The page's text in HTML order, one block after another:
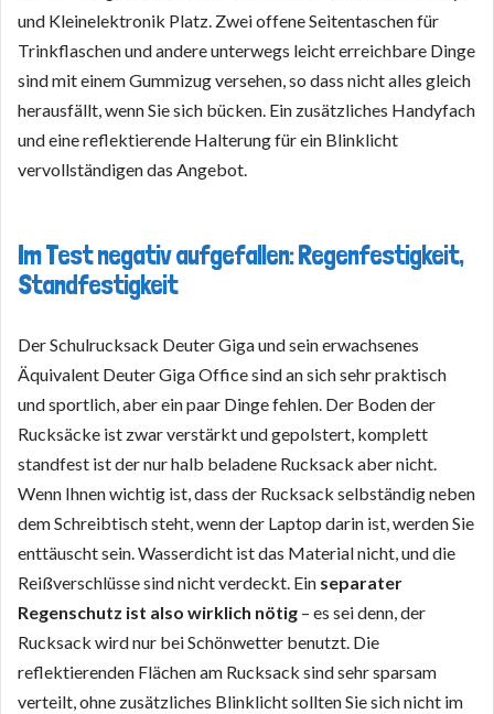
und Kleinelektronik Platz. Zwei offene Seitentaschen für
Trinkflaschen und andere unterwegs leicht erreichbare Dinge
sind mit einem Gummizug versehen, so dass nicht alles gleich
herausfällt, wenn Sie sich bücken. Ein zusätzliches Handyfach
und eine reflektierende Halterung für ein Blinklicht
vervollständigen das Angebot.
Im Test negativ aufgefallen: Regenfestigkeit,
Standfestigkeit
Der Schulrucksack Deuter Giga und sein erwachsenes
Äquivalent Deuter Giga Office sind an sich sehr praktisch
und sportlich, aber ein paar Dinge fehlen. Der Boden der
Rucksäcke ist zwar verstärkt und gepolstert, komplett
standfest ist der nur halb beladene Rucksack aber nicht.
Wenn Ihnen wichtig ist, dass der Rucksack selbständig neben
dem Schreibtisch steht, wenn der Laptop darin ist, werden Sie
enttäuscht sein. Wasserdicht ist das Material nicht, und die
Reißverschlüsse sind nicht verdeckt. Ein separater
Regenschutz ist also wirklich nötig – es sei denn, der
Rucksack wird nur bei Schönwetter benutzt. Die
reflektierenden Flächen am Rucksack sind sehr sparsam
verteilt, ohne zusätzliches Blinklicht sollten Sie sich nicht im